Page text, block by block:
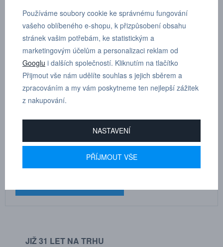
Rozmezí teplot: A 24 mm , B 45,8 mm, C 19,3 mm, D 12,3 mm, F
28 mm
technické poradenství
+420 731 517 942
JIŽ 31 LET NA TRHU
Používáme soubory cookie ke správnému fungování
vašeho oblíbeného e-shopu, k přizpůsobení obsahu
stránek vašim potřebám, ke statistickým a
marketingovým účelům a personalizaci reklam od
Googlu i dalších společností. Kliknutím na tlačítko
Přijmout vše nám udělíte souhlas s jejich sběrem a
zpracováním a my vám poskytneme ten nejlepší zážitek
z nakupování.
NASTAVENÍ
PŘÍJMOUT VŠE